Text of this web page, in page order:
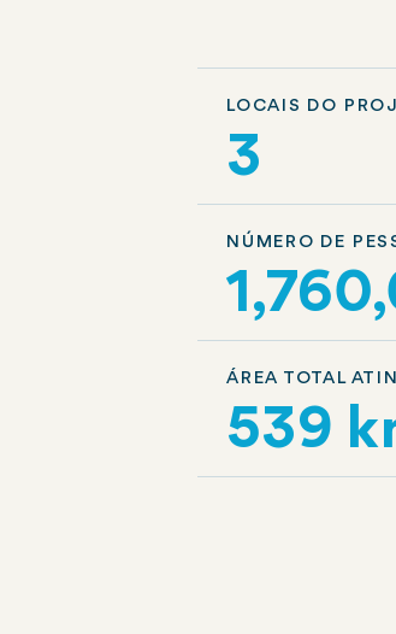
LOCAIS DO
3
NÚMERO DE
ÁREA TOTAL
539